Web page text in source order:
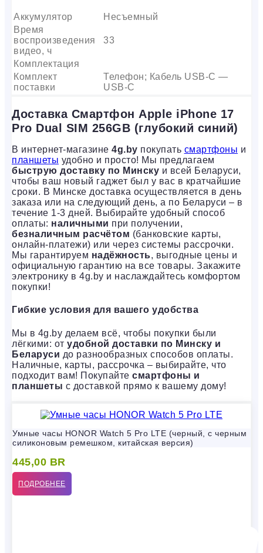
Аккумулятор
Несъемный
Время
воспроизведения
видео, ч
33
Комплектация
Комплект
поставки
Телефон; Кабель USB-C —
USB-C
Доставка Смартфон Apple iPhone 17
Pro Dual SIM 256GB (глубокий синий)
В интернет-магазине 4g.by покупать смартфоны и
планшеты удобно и просто! Мы предлагаем
быструю доставку по Минску и всей Беларуси,
чтобы ваш новый гаджет был у вас в кратчайшие
сроки. В Минске доставка осуществляется в день
заказа или на следующий день, а по Беларуси – в
течение 1-3 дней. Выбирайте удобный способ
оплаты: наличными при получении,
безналичным расчётом (банковские карты,
онлайн-платежи) или через системы рассрочки.
Мы гарантируем надёжность, выгодные цены и
официальную гарантию на все товары. Закажите
электронику в 4g.by и наслаждайтесь комфортом
покупки!
Гибкие условия для вашего удобства
Мы в 4g.by делаем всё, чтобы покупки были
лёгкими: от удобной доставки по Минску и
Беларуси до разнообразных способов оплаты.
Наличные, карты, рассрочка – выбирайте, что
подходит вам! Покупайте смартфоны и
планшеты с доставкой прямо к вашему дому!
Умные часы HONOR Watch 5 Pro LTE (черный, с черным
силиконовым ремешком, китайская версия)
445,00 BR
ПОДРОБНЕЕ